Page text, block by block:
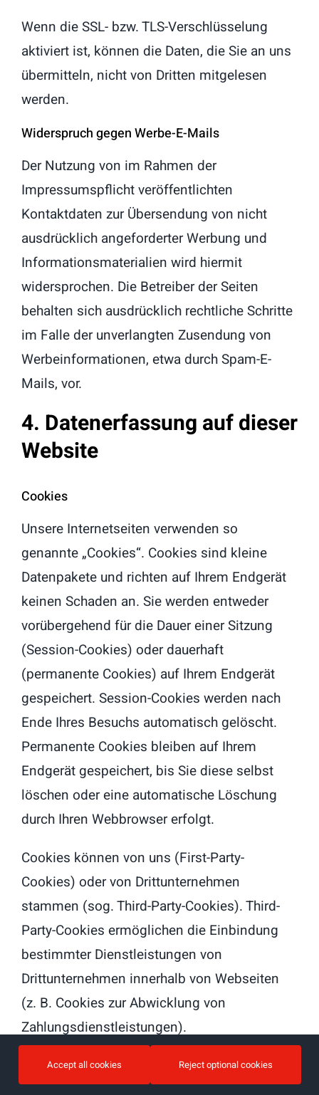
Wenn die SSL- bzw. TLS-Verschlüsselung
aktiviert ist, können die Daten, die Sie an uns
übermitteln, nicht von Dritten mitgelesen
werden.
Widerspruch gegen Werbe-E-Mails
Der Nutzung von im Rahmen der
Impressumspflicht veröffentlichten
Kontaktdaten zur Übersendung von nicht
ausdrücklich angeforderter Werbung und
Informationsmaterialien wird hiermit
widersprochen. Die Betreiber der Seiten
behalten sich ausdrücklich rechtliche Schritte
im Falle der unverlangten Zusendung von
Werbeinformationen, etwa durch Spam-E-
Mails, vor.
4. Datenerfassung auf dieser
Website
Cookies
Unsere Internetseiten verwenden so
genannte „Cookies“. Cookies sind kleine
Datenpakete und richten auf Ihrem Endgerät
keinen Schaden an. Sie werden entweder
vorübergehend für die Dauer einer Sitzung
(Session-Cookies) oder dauerhaft
(permanente Cookies) auf Ihrem Endgerät
gespeichert. Session-Cookies werden nach
Ende Ihres Besuchs automatisch gelöscht.
Permanente Cookies bleiben auf Ihrem
Endgerät gespeichert, bis Sie diese selbst
löschen oder eine automatische Löschung
durch Ihren Webbrowser erfolgt.
Cookies können von uns (First-Party-
Cookies) oder von Drittunternehmen
stammen (sog. Third-Party-Cookies). Third-
Party-Cookies ermöglichen die Einbindung
bestimmter Dienstleistungen von
Drittunternehmen innerhalb von Webseiten
(z. B. Cookies zur Abwicklung von
Zahlungsdienstleistungen).
Cookies haben verschiedene Funktionen.
Zahlreiche Cookies sind technisch
Accept all cookies Reject optional cookies